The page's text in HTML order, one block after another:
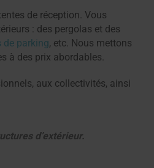
de réception. Vous
: des pergolas et des
de parking, etc. Nous mettons
à des prix abordables.
aux collectivités, ainsi
d’extérieur.